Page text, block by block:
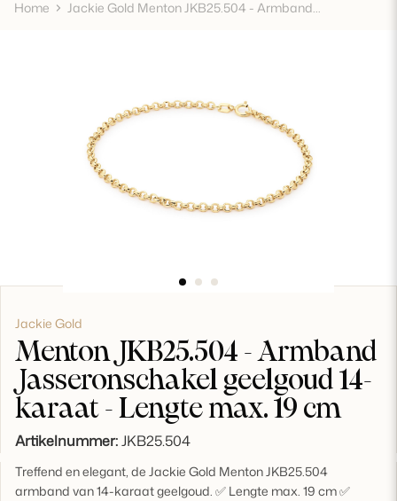
Home
Jackie Gold Menton JKB25.504 - Armband
Jackie Gold
Menton JKB25.504 - Armband
Jasseronschakel geelgoud 14-
karaat - Lengte max. 19 cm
Artikelnummer:JKB25.504
Treffend en elegant, de Jackie Gold Menton JKB25.504
armband van 14-karaat geelgoud. ✅ Lengte max. 19 cm ✅